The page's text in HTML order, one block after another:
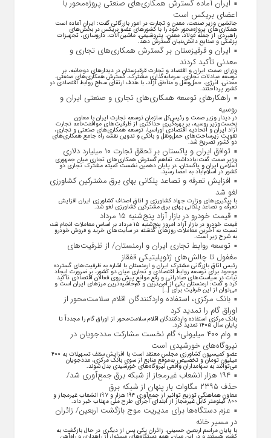
ایران آماده گسترش همکاری‌های صنعتی پروژه‌محور با
اعضای بریکس است
جانشین وزیر صنعت، معدن و تجارت در امور بازرگانی گفت: ایران آماده است
همکاری‌های پروژه‌محور خود را با کشور‌های عضو بریکس در بخش‌های
راهبردی از جمله فولاد، معدن، پتروشیمی، ماشین‌آلات، داروسازی، تجهیزات
پزشکی و صنایع دانش‌بنیان گسترش دهد.
ایران و قرقیزستان بر گسترش همکاری‌های تجاری و
معدنی تأکید کردند
وزرای صمت ایران و اقتصاد و تجارت قرقیزستان در دیدار‌های دوجانبه، بر
توسعه مبادلات تجاری، سرمایه‌گذاری مشترک، گسترش همکاری‌های صنعتی،
معدنی، انرژی، حمل‌ونقل و مناطق آزاد، با هدف ارتقای سطح روابط اقتصادی دو
کشور پرداختند.
راهکارهای توسعه همکاری‌های تجاری و صنعتی ایران و
روسیه
در دیدار وزیر صمت و رئیس‌کل سازمان توسعه تجارت ایران با معاون
نخست‌وزیر روسیه، بر بهره‌گیری حداکثری از ظرفیت‌های موافقت‌نامه تجارت
آزاد ایران و اتحادیه اقتصادی اوراسیا، توسعه همکاری‌های صنعتی و تجاری،
تقویت زیرساخت‌های حمل‌ونقل و بانکی و تدوین نقشه راه جامع همکاری‌های
دو کشور تصریح شد.
توافق ایران و پاکستان بر تحقق تجارت ۱۰ میلیارد دلاری
وزیر صمت گفت:یادداشت تفاهم گسترش همکاری‌های تجاری میان جمهوری
اسلامی ایران و پاکستان، در پایان دهمین نشست کمیته مشترک تجاری دو
کشور در اسلام‌آباد به امضا رسید.
افزایش تعرفه و تصاعد پلکانی بهای برق مشترکین کشاورزی
لغو شد
با پیگیری‌های وزارت جهاد کشاورزی و اتاق اصناف کشاورزی ایران افزایش
تعرفه و تصاعد پلکانی بهای برق مشترکین کشاورزی لغو شد.
قیمت خودرو در بازار آزاد پنج‌شنبه ۱۵ مرداد
قیمت خودرو در بازار آزاد امروز پنج‌شنبه ۱۵ مرداد بر اساس معاملات انجام شده
نسبت به آخرین معاملات روز‌های گذشته در سایت‌های خرید و فروش خودرو
به شرح زیر است.
توسعه روابط تجاری ایران و ارمنستان/ از ظرفیت‌های
مغفول تا چالش‌های ژئوپلیتیکی قفقاز
رئیس اتاق بازرگانی مشترک ایران و ارمنستان با اشاره به ظرفیت‌های گسترده
موجود برای توسعه روابط اقتصادی و تجاری میان دو کشور، بر ضرورت ایجاد
ثبات در سیاست‌های صادراتی و رفع موانع پیش روی فعالان اقتصادی تأکید
کرد و گفت: ارمنستان یکی از امن‌ترین و کم‌حاشیه‌ترین مرز‌های ایران است و
می‌توان از این ظرفیت برای […]
بانک مرکزی، استفاده واردکنندگان اقلام سلامت‌محور از
اوراق گام را تمدید کرد
بانک مرکزی استفاده واردکنندگان اقلام سلامت‌محور از اوراق گام را مجدداً تا
پایان سال ۱۴۰۵ تمدید کرد.
وام ۴۰۰ میلیونی؛ گام نخست مشارکت مددجویان در
نیروگاه‌های خورشیدی است
عضو کمیسیون کشاورزی مجلس معتقد است با افزایش سقف تسهیلات به ۴۰۰
میلیون تومان و تخصیص به‌موقع منابع از سوی بانک مرکزی، مددجویان
می‌توانند به سهامداران واقعی نیروگاه‌های خورشیدی بدل شوند.
۱۹۴ هزار انشعاب غیرمجاز از شبکه برق جمع‌آوری شد/
حذف ۲۳۹۵ مگاوات بار پنهان از شبکه برق
معاون هماهنگی توزیع توانیر از جمع‌آوری ۱۹۴ هزار و ۱۹۷ انشعاب غیرمجاز و
۸۰۰ کیلومتر کابل غیرمجاز از ابتدای اجرای طرح ملی مهتاب خبر داد.
عزم دستگاه‌ها برای مدیریت موج بازگشت اربعین/ زائران
در مسیر خانه
با پایان مراسم اربعین حسینی، زائران یکی پس از دیگری در حال بازگشت به